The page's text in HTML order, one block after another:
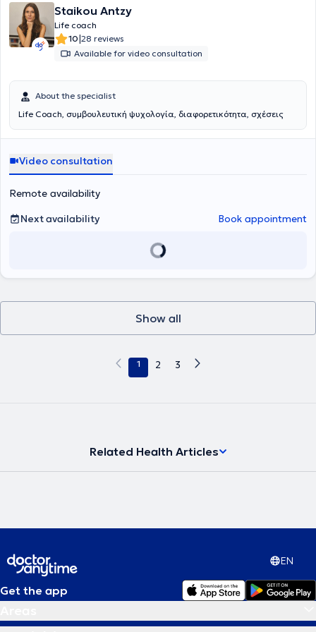
Staikou Antzy
Life coach
10|28 reviews
Available for video consultation
About the specialist
Life Coach, συμβουλευτική ψυχολογία, διαφορετικότητα, σχέσεις
Video consultation
Remote availability
Next availability
Book appointment
Show all
1 2 3
Related Health Articles
EN
Get the app